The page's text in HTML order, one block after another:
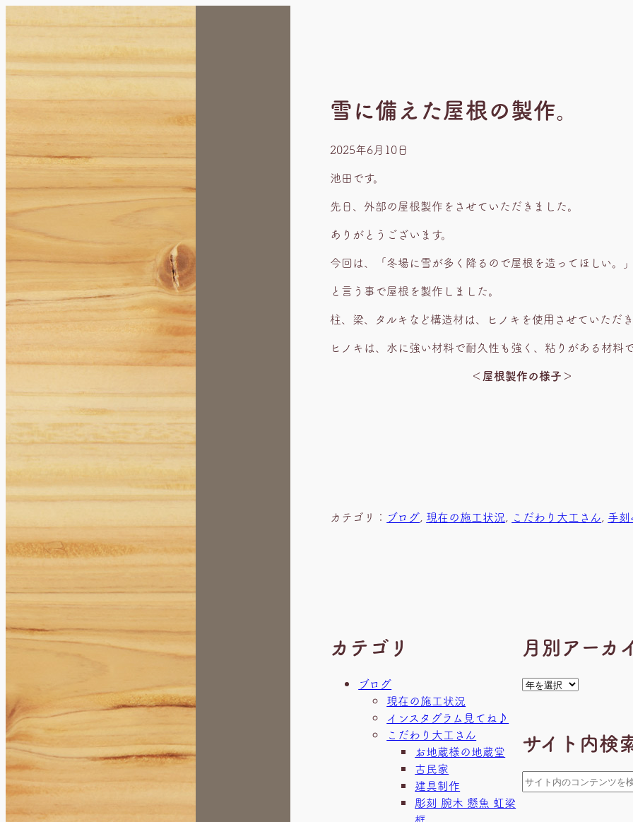
容
ス
ッ
雪に備えた屋根の製作。
2025年6月10日
池田です。
先日、外部の屋根製作をさせていただきました。
ありがとうございます。
今回は、「冬場に雪が多く降るので屋根を造ってほしい。
と言う事で屋根を製作しました。
柱、梁、タルキなど構造材は、ヒノキを使用させていただ
ヒノキは、水に強い材料で耐久性も強く、粘りがある材料
＜屋根製作の様子＞
カテゴリ： ブログ, 現在の施工状況, こだわり大工さん, 手
カテゴリ
ブログ
現在の施工状況
インスタグラム見てね♪
こだわり大工さん
お地蔵様の地蔵堂
古民家
建具制作
彫刻 腕木 懸魚 虹梁
月別アーカ
ア
イ
ブ
サイト内検
検
索